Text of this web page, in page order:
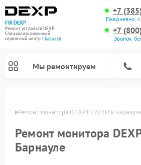
FIX-DEXP
Ремонт устройств DEXP
Специализированный
cервисный центр г.Барнаул
+7
Ежедневно,
+7
Звонок
Мы ремонтируем
Ремонт монитора DEXP FF201H в
Ремонт монитора
Барнауле